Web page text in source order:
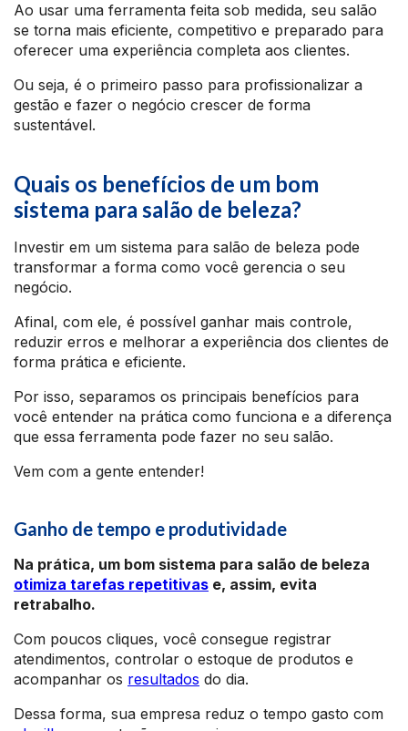
Ao usar uma ferramenta feita sob medida, seu salão
se torna mais eficiente, competitivo e preparado para
oferecer uma experiência completa aos clientes.
Ou seja, é o primeiro passo para profissionalizar a
gestão e fazer o negócio crescer de forma
sustentável.
Quais os benefícios de um bom
sistema para salão de beleza?
Investir em um sistema para salão de beleza pode
transformar a forma como você gerencia o seu
negócio.
Afinal, com ele, é possível ganhar mais controle,
reduzir erros e melhorar a experiência dos clientes de
forma prática e eficiente.
Por isso, separamos os principais benefícios para
você entender na prática como funciona e a diferença
que essa ferramenta pode fazer no seu salão.
Vem com a gente entender!
Ganho de tempo e produtividade
Na prática, um bom sistema para salão de beleza
otimiza tarefas repetitivas e, assim, evita
retrabalho.
Com poucos cliques, você consegue registrar
atendimentos, controlar o estoque de produtos e
acompanhar os resultados do dia.
Dessa forma, sua empresa reduz o tempo gasto com